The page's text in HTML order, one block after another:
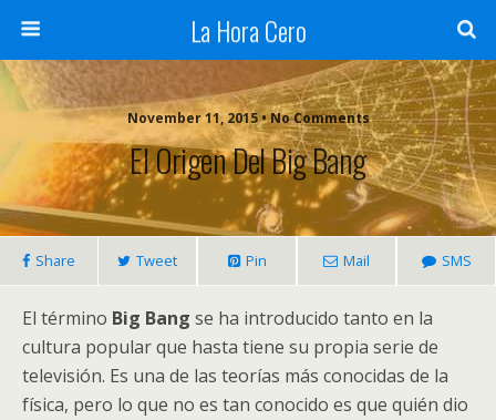
La Hora Cero
November 11, 2015 • No Comments
El Origen Del Big Bang
Share Tweet Pin Mail SMS
El término Big Bang se ha introducido tanto en la
cultura popular que hasta tiene su propia serie de
televisión. Es una de las teorías más conocidas de la
física, pero lo que no es tan conocido es que quién dio